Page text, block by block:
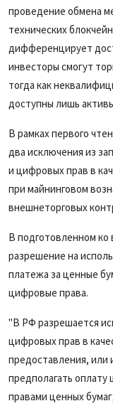
проведение обмена
технических
дифференцирует
инвесторы смогут
тогда как
доступны лишь
В рамках первого
два исключения из
и цифровых прав в
при майнинговом
внешнеторговых
В подготовленном ко
разрешение на
платежа за ценные
цифровые права.
"В РФ разрешается
цифровых прав в
предоставления, или
предполагать
правами ценных